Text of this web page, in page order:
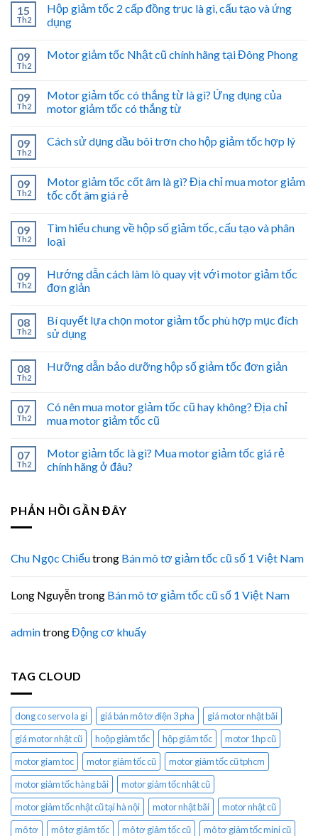
15
Th2
Hộp giảm tốc 2 cấp đồng trục là gì, cấu tạo và ứng
dụng
09
Th2
Motor giảm tốc Nhật cũ chính hãng tại Đông Phong
09
Th2
Motor giảm tốc có thắng từ là gì? Ứng dụng của
motor giảm tốc có thắng từ
09
Th2
Cách sử dụng dầu bôi trơn cho hộp giảm tốc hợp lý
09
Th2
Motor giảm tốc cốt âm là gì? Địa chỉ mua motor giảm
tốc cốt âm giá rẻ
09
Th2
Tìm hiểu chung về hộp số giảm tốc, cấu tạo và phân
loại
09
Th2
Hướng dẫn cách làm lò quay vịt với motor giảm tốc
đơn giản
08
Th2
Bí quyết lựa chọn motor giảm tốc phù hợp mục đích
sử dụng
08
Th2
Hưỡng dẫn bảo dưỡng hộp số giảm tốc đơn giản
07
Th2
Có nên mua motor giảm tốc cũ hay không? Địa chỉ
mua motor giảm tốc cũ
07
Th2
Motor giảm tốc là gì? Mua motor giảm tốc giá rẻ
chính hãng ở đâu?
PHẢN HỒI GẦN ĐÂY
Chu Ngọc Chiểutrong Bán mô tơ giảm tốc cũ số 1 Việt Nam
Long Nguyễntrong Bán mô tơ giảm tốc cũ số 1 Việt Nam
admintrongĐộng cơ khuấy
TAG CLOUD
dong co servo la gi giá bán mô tơ điện 3 pha
giá motor nhật bãi
giá motor nhật cũ
hoộp giảm tốc hộp giảm tốc
motor 1hp cũ
motor giam toc
motor giảm tốc cũ
motor giảm tốc cũ tphcm
motor giảm tốc hàng bãi
motor giảm tốc nhật cũ
motor giảm tốc nhật cũ tại hà nội
motor nhật bãi
motor nhật cũ
mô tơ
mô tơ giảm tốc mô tơ giảm tốc cũ
mô tơ giảm tốc mini cũ